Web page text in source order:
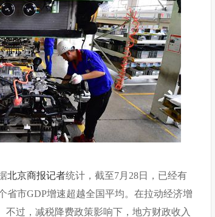
北京商报记者统计，截至7月28日，已经有
省市GDP增速超越全国平均。在拉动经济增
不过，减税降费政策影响下，地方财政收入